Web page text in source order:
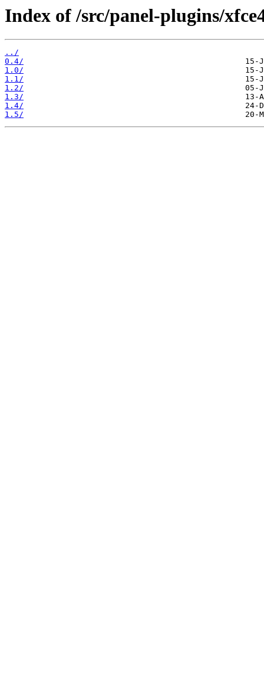
Index of /src/panel-plugins/
../
0.4/
1.0/
1.1/
1.2/
1.3/
1.4/
1.5/